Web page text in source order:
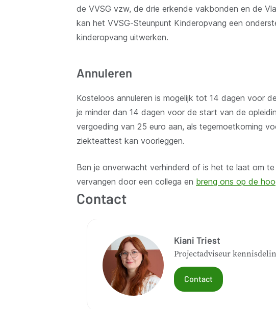
de VVSG vzw, de drie erkende vakbonden en de
kan het VVSG-Steunpunt Kinderopvang een
kinderopvang uitwerken.
Annuleren
Kosteloos annuleren is mogelijk tot 14 dagen voor
je minder dan 14 dagen voor de start van de
vergoeding van 25 euro aan, als tegemoetkoming
ziekteattest kan voorleggen.
Ben je onverwacht verhinderd of is het te laat om te
vervangen door een collega en breng ons op de
Contact
Kiani Triest
Projectadviseur
Contact